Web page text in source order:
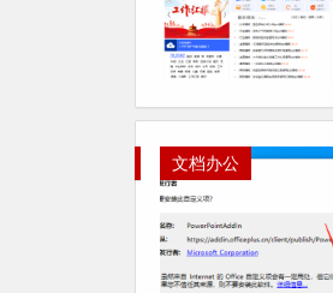
文档办公